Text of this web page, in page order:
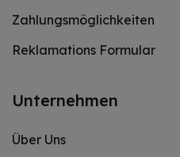
Zahlungsmöglichkeiten
Reklamations Formular
Unternehmen
Über Uns